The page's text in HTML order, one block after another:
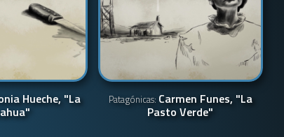
Hueche, "La Patagónicas: Carmen Funes, "La
Pasto Verde"